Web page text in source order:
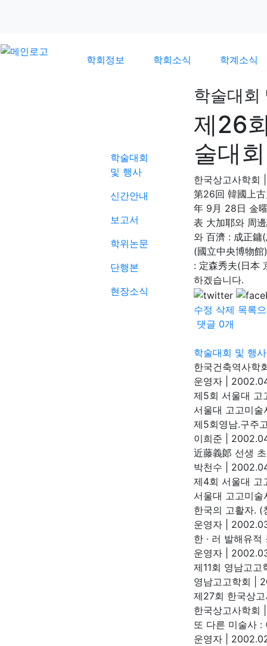
학회정보 학회소식 학계소식
학술대회
및 행사
신간안내
보고서
학위논문
단행본
현장소식
학술대회
제26
술대
한국상고사학회
第26回 韓國上
年 9月 28日 金
表 大加耶와 周
와 百濟 : 成正鏞
(國立中央博物
: 定森秀夫(日本
하겠습니다.
수정 삭제 목록
댓글 0개
학술대회 및 행사
한국건축역사학
운영자
제5회 서울대 고
서울대 고고미
제5회영남.구주
이희준
近藤義郞 선생
박천수
제4회 서울대 고
서울대 고고미
한국의 고활자. (
운영자
한 · 러 발해유
운영자
제11회 영남고
영남고고학회
제27회 한국상
한국상고사학회
또 다른 미술사 :
운영자